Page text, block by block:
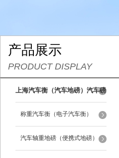
产品展示
PRODUCT DISPLAY
上海汽车衡（汽车地磅）汽车磅
秤称重汽车衡（电子汽车衡）
汽车轴重地磅（便携式地磅）